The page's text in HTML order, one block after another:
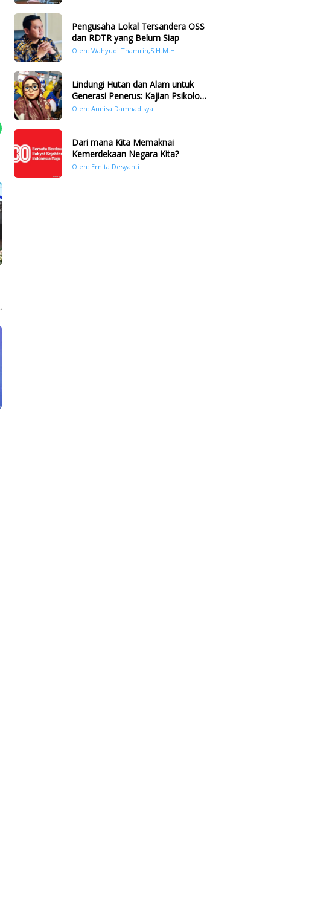
Pengusaha Lokal Tersandera OSS
dan RDTR yang Belum Siap
Oleh: Wahyudi Thamrin,S.H.M.H.
Lindungi Hutan dan Alam untuk
Generasi Penerus: Kajian Psikologi
Bencana Hidrometeorologi di
Oleh: Annisa Damhadisya
Dari mana Kita Memaknai
Kemerdekaan Negara Kita?
Oleh: Ernita Desyanti